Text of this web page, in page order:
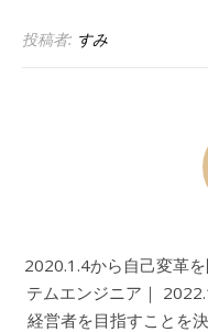
投稿者: すみ
2020.1.4から自己変革
テムエンジニア｜
経営者を目指すことを